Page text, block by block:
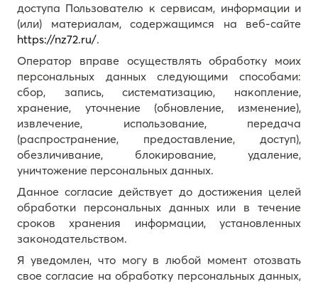
доступа Пользователю к сервисам, информации и
(или) материалам, содержащимся на веб-сайте
https://nz72.ru/.
Оператор вправе осуществлять обработку моих
персональных данных следующими способами:
сбор, запись, систематизацию, накопление,
хранение, уточнение (обновление, изменение),
извлечение, использование, передача
(распространение, предоставление, доступ),
обезличивание, блокирование, удаление,
уничтожение персональных данных.
Данное согласие действует до достижения целей
обработки персональных данных или в течение
сроков хранения информации, установленных
законодательством.
Я уведомлен, что могу в любой момент отозвать
свое согласие на обработку персональных данных,